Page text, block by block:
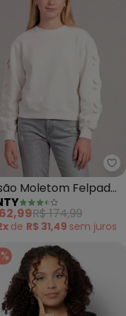
- Blusão Moletom
Moletom Felpado
Bordado (Bege)
R$ 174,99
de R$ 31,49 sem juros